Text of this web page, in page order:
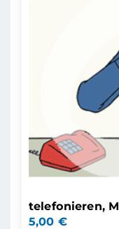
telefonieren,
5,00 €